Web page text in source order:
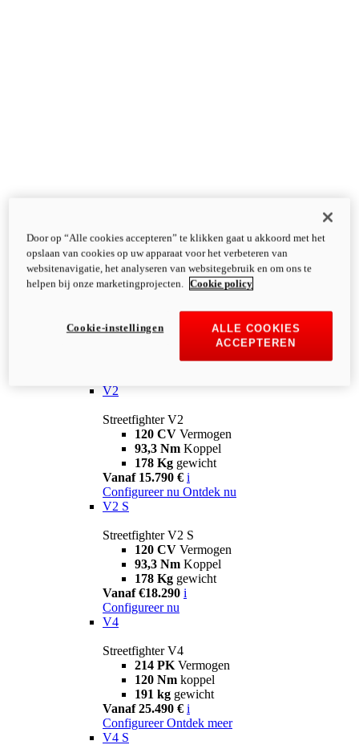
V2
Streetfighter V2
120 CV Vermogen
93,3 Nm Koppel
178 Kg gewicht
Vanaf 15.790 € i
Configureer nu Ontdek nu
V2 S
Streetfighter V2 S
120 CV Vermogen
93,3 Nm Koppel
178 Kg gewicht
Vanaf €18.290 i
Configureer nu
V4
Streetfighter V4
214 PK Vermogen
120 Nm koppel
191 kg gewicht
Vanaf 25.490 € i
Configureer Ontdek meer
V4 S
Door op “Alle cookies accepteren” te klikken gaat u akkoord met het
opslaan van cookies op uw apparaat voor het verbeteren van
websitenavigatie, het analyseren van websitegebruik en om ons te
helpen bij onze marketingprojecten.
Cookie policy
ALLE COOKIES
ACCEPTEREN
Cookie-instellingen